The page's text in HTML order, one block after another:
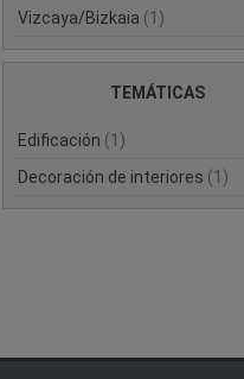
Vizcaya/Bizkaia (1)
TEMÁTICAS
Edificación (1)
Decoración de interiores (1)